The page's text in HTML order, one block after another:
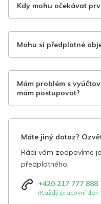
Kdy mohu očekávat
Mohu si předplatné
Mám problém s
mám postupovat?
Máte jiný dotaz?
Rádi vám zodpovíme
předplatného.
+420 217 777 888
(Každý pracovní den